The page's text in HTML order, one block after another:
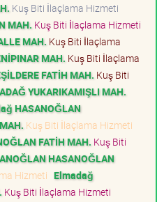
Kuş Biti İlaçlama Hizmeti
MAH. Kuş Biti İlaçlama Hizmeti
MAH. Kuş Biti İlaçlama
MAH. Kuş Biti İlaçlama
FATİH MAH. Kuş Biti
YUKARIKAMIŞLI MAH.
HASANOĞLAN
Kuş Biti İlaçlama Hizmeti
FATİH MAH. Kuş Biti
HASANOĞLAN
Hizmeti Elmadağ
Kuş Biti İlaçlama Hizmeti